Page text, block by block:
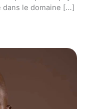
dans le domaine […]